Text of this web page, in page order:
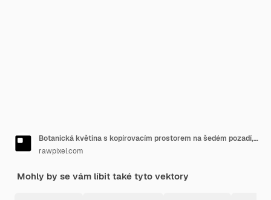
Botanická květina s kopírovacím prostorem na šedém pozadí, vektor
rawpixel.com
Mohly by se vám líbit také tyto vektory